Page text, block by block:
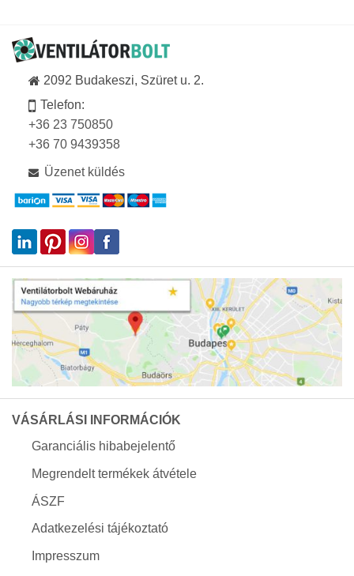
2092 Budakeszi, Szüret u. 2.
Telefon:
+36 23 750850
+36 70 9439358
Üzenet küldés
VÁSÁRLÁSI INFORMÁCIÓK
Garanciális hibabejelentő
Megrendelt termékek átvétele
ÁSZF
Adatkezelési tájékoztató
Impresszum